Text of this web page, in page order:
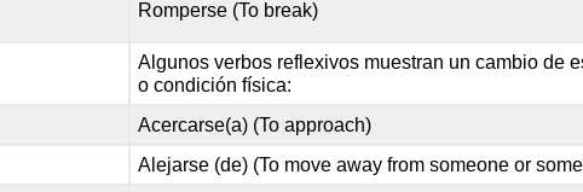
Romperse (To break)
Algunos verbos reflexivos muestran un cambio de
o condición física:
Acercarse(a) (To approach)
Alejarse (de) (To move away from someone or